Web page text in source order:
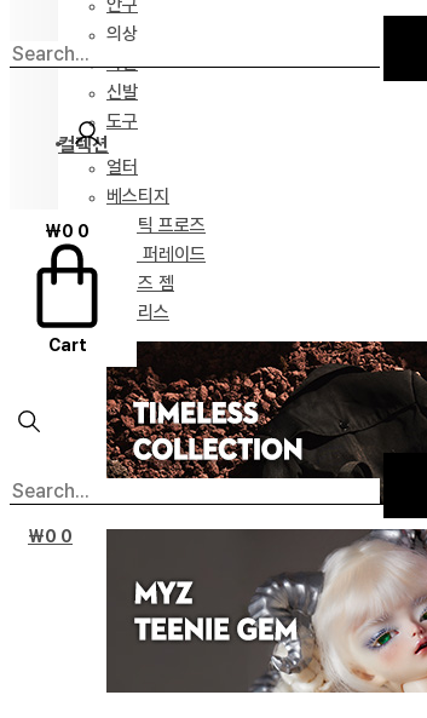
안구
의상
가발
신발
도구
컬렉션
얼터
베스티지
포에틱 프로즈
녹턴 퍼레이드
마이즈 젬
타임리스
₩0 0
Cart
₩0 0